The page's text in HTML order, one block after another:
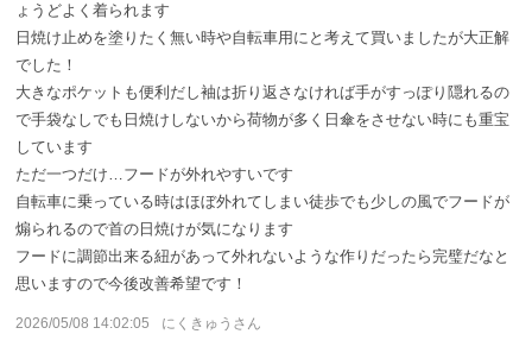
サンバリア100について
サンバリア100について
ストーリー
サンバリア100の完全遮光
ものづくり
ょうどよく着られます
日焼け止めを塗りたく無い時や自転車用にと考えて買いましたが大正解
でした！
大きなポケットも便利だし袖は折り返さなければ手がすっぽり隠れるの
で手袋なしでも日焼けしないから荷物が多く日傘をさせない時にも重宝
しています
ただ一つだけ…フードが外れやすいです
自転車に乗っている時はほぼ外れてしまい徒歩でも少しの風でフードが
煽られるので首の日焼けが気になります
フードに調節出来る紐があって外れないような作りだったら完璧だなと
思いますので今後改善希望です！
2026/05/08 14:02:05 にくきゅうさん